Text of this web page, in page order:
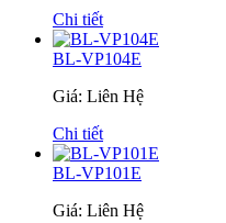
Chi tiết
BL-VP104E
Giá: Liên Hệ
Chi tiết
BL-VP101E
Giá: Liên Hệ